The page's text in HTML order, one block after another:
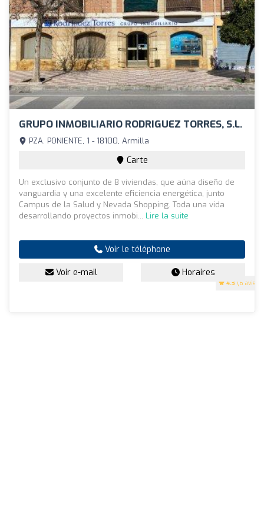
GRUPO INMOBILIARIO RODRIGUEZ TORRES, S.L.
4.3 (6 avis)
PZA. PONIENTE, 1 - 18100, Armilla
Carte
Un exclusivo conjunto de 8 viviendas, que aúna diseño de
vanguardia y una excelente eficiencia energética, junto
Campus de la Salud y Nevada Shopping. Toda una vida
desarrollando proyectos inmobi... Lire la suite
Voir le téléphone
Voir e-mail Horaires